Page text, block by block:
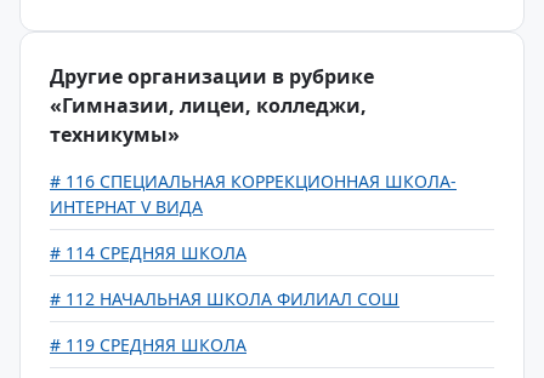
Другие организации в рубрике
«Гимназии, лицеи, колледжи,
техникумы»
# 116 СПЕЦИАЛЬНАЯ КОРРЕКЦИОННАЯ ШКОЛА-
ИНТЕРНАТ V ВИДА
# 114 СРЕДНЯЯ ШКОЛА
# 112 НАЧАЛЬНАЯ ШКОЛА ФИЛИАЛ СОШ
# 119 СРЕДНЯЯ ШКОЛА